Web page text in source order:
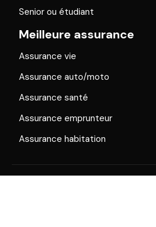
Senior ou étudiant
Meilleure assurance
Assurance vie
Assurance auto/moto
Assurance santé
Assurance emprunteur
Assurance habitation